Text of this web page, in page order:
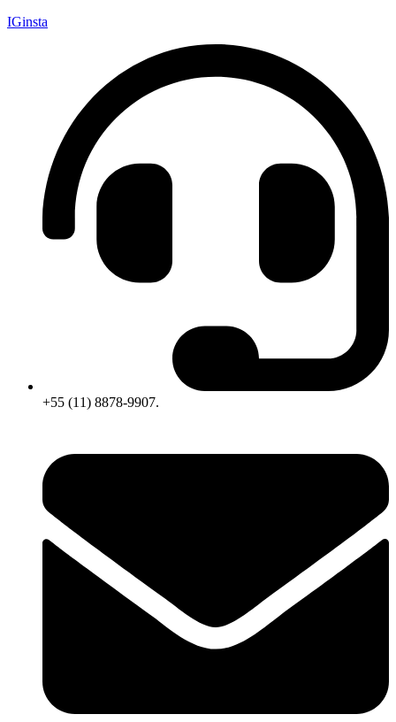
IGinsta
+55 (11) 8878-9907.